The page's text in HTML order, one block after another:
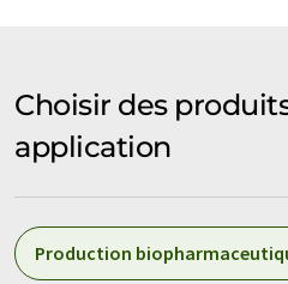
Choisir des
application
Production